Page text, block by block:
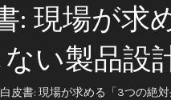
: 現場が求
い製品設
皮書: 現場が求める「3つの絶